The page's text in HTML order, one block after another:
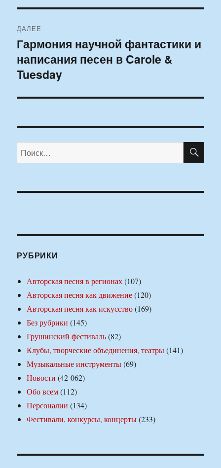
ДАЛЕЕ
Следующая
запись:
Гармония научной фантастики и
написания песен в Carole &
Tuesday
Искать:
РУБРИКИ
Авторская песня в регионах(107)
Авторская песня как движение(120)
Авторская песня как искусство(169)
Без рубрики (145)
Грушинский фестиваль(82)
Клубы, творческие объединения, театры(141)
Музыкальные инструменты(69)
Новости (42 062)
Обо всем(112)
Персоналии (134)
Фестивали, конкурсы, концерты(233)